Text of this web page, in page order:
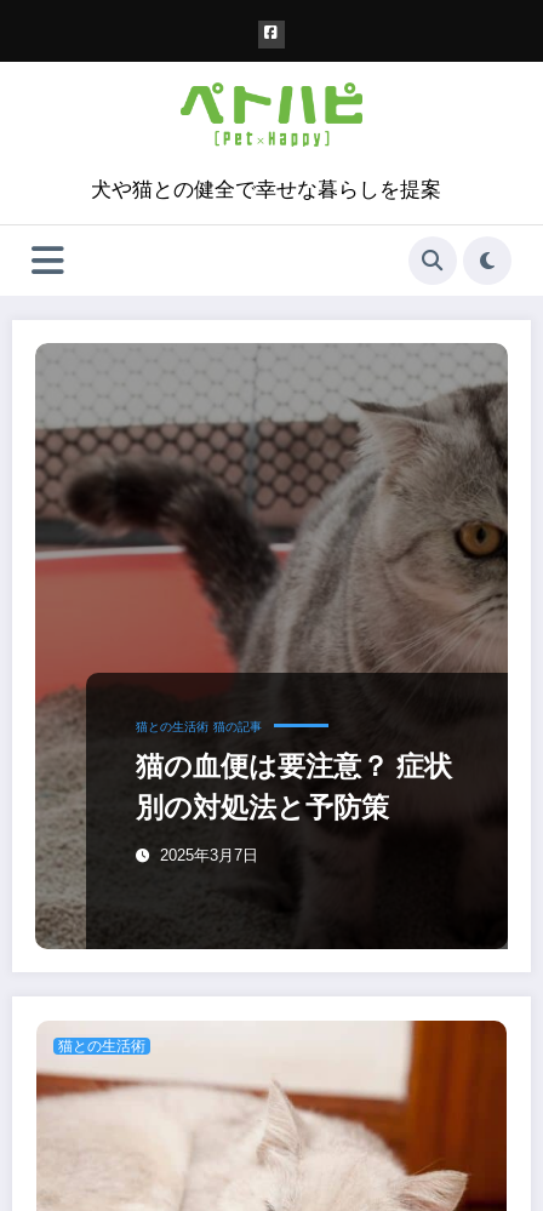
犬や猫との健全で幸せな暮らしを提案
猫との生活術 猫の記事
猫の血便は要注意？ 症状
別の対処法と予防策
2025年3月7日
猫との生活術